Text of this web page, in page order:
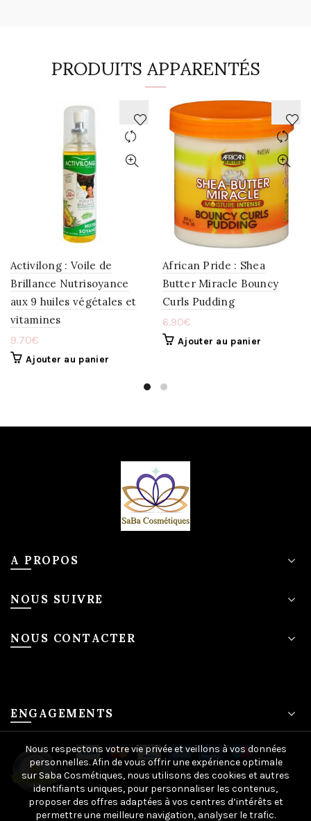
PRODUITS APPARENTÉS
Activilong : Voile de
Brillance Nutrisoyance
aux 9 huiles végétales et
vitamines
9.70€
Ajouter au panier
African Pride : Shea
Butter Miracle Bouncy
Curls Pudding
6.90€
Ajouter au panier
A PROPOS
NOUS SUIVRE
NOUS CONTACTER
ENGAGEMENTS
Nous respectons votre vie privée et veillons à vos données
personnelles. Afin de vous offrir une expérience optimale
sur Saba Cosmétiques, nous utilisons des cookies et autres
identifiants uniques, pour personnaliser les contenus,
proposer des offres adaptées à vos centres d’intérêts et
permettre une meilleure navigation, analyser le trafic.